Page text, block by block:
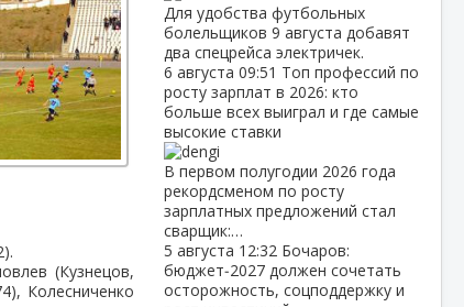
(Кузнецов,
Колесниченко
Для удобства футбольных
болельщиков 9 августа добавят
два спецрейса электричек.
6 августа 09:51 Топ профессий по
росту зарплат в 2026: кто
больше всех выиграл и где самые
высокие ставки
В первом полугодии 2026 года
рекордсменом по росту
зарплатных предложений стал
сварщик:…
5 августа 12:32 Бочаров:
бюджет‑2027 должен сочетать
осторожность, соцподдержку и